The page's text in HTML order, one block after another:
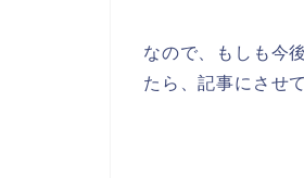
なので、もしも今
たら、記事にさせ